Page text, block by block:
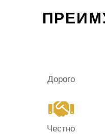
Дорого
Честно